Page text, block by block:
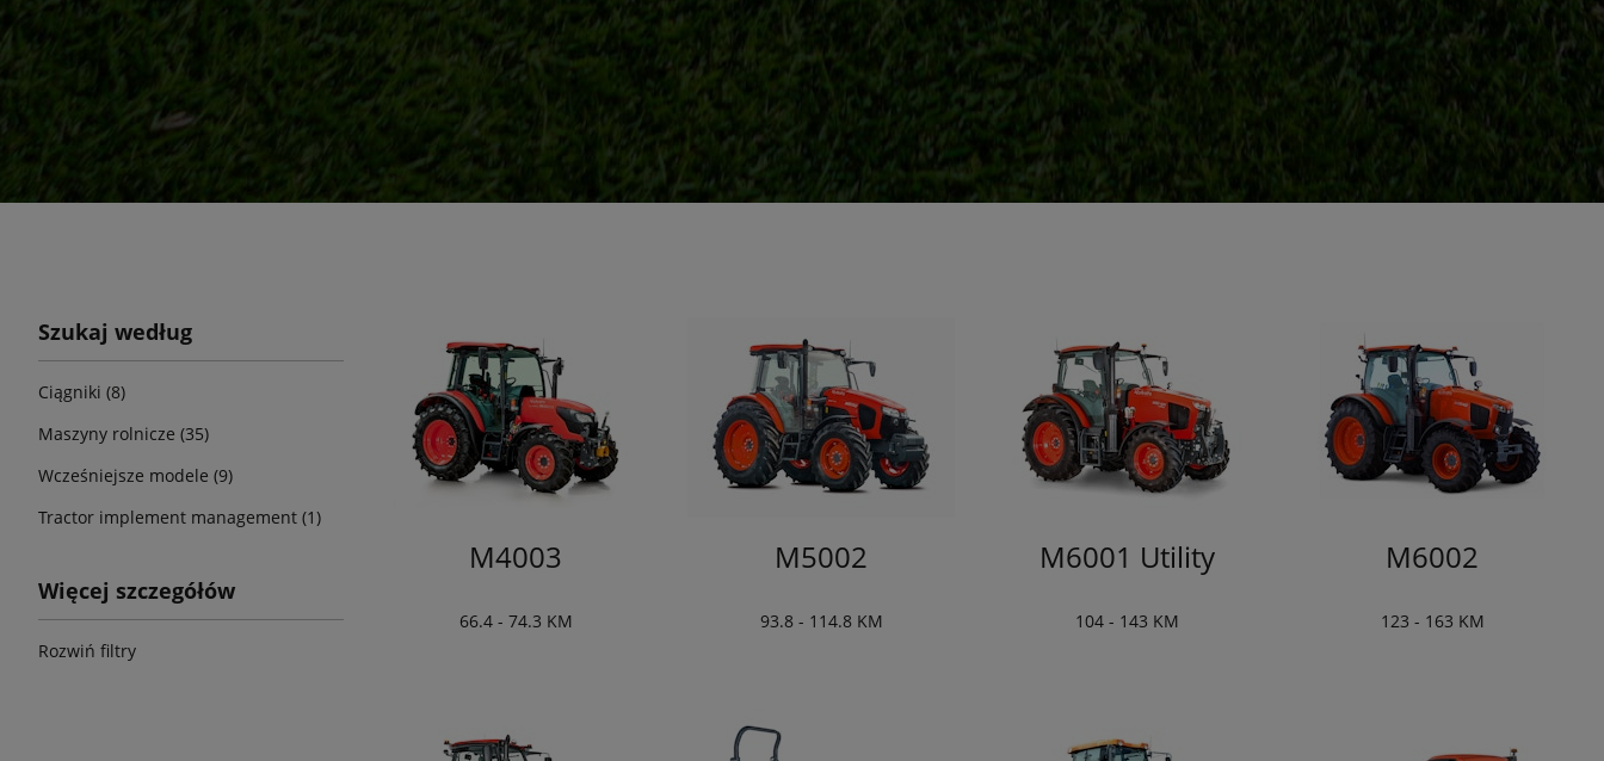
Szukaj według
Ciągniki (8)
Maszyny rolnicze (35)
Wcześniejsze modele (9)
Tractor implement management (1)
Więcej szczegółów
Rozwiń filtry
M4003
66.4 - 74.3 KM
M5002
93.8 - 114.8 KM
M6001 Utility
104 - 143 KM
M6002
123 - 163 KM